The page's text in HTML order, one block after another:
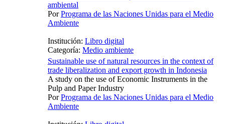
ambiental
PorPrograma de las Naciones Unidas para el Medio
Ambiente
Institución: Libro digital
Categoría: Medio ambiente
Sustainable use of natural resources in the context of
trade liberalization and export growth in Indonesia
A study on the use of Economic Instruments in the
Pulp and Paper Industry
PorPrograma de las Naciones Unidas para el Medio
Ambiente